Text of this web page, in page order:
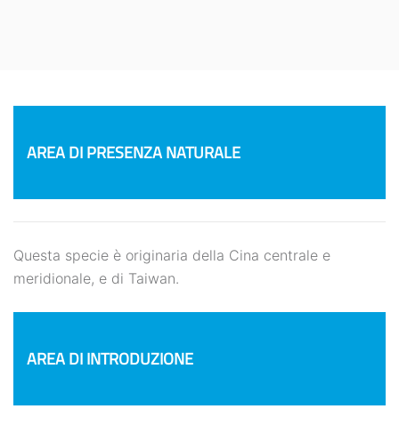
AREA DI PRESENZA NATURALE
Questa specie è originaria della Cina centrale e
meridionale, e di Taiwan.
AREA DI INTRODUZIONE